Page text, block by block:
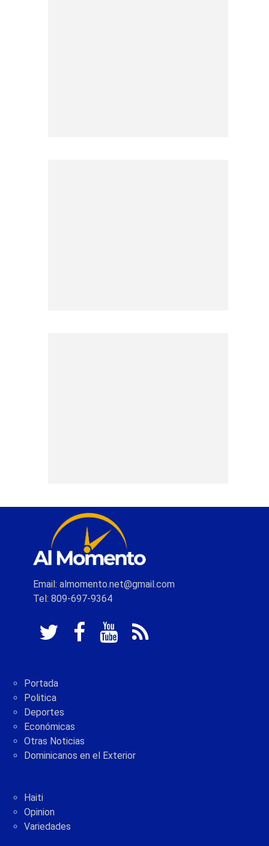
Email: almomento.net@gmail.com
Tel: 809-697-9364
Portada
Politica
Deportes
Económicas
Otras Noticias
Dominicanos en el Exterior
Haiti
Opinion
Variedades